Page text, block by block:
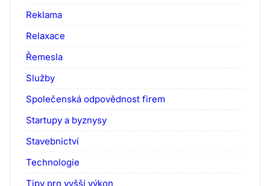
Reklama
Relaxace
Řemesla
Služby
Společenská odpovědnost firem
Startupy a byznysy
Stavebnictví
Technologie
Tipy pro vyšší výkon